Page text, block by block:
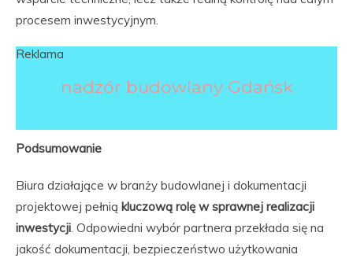
procesem inwestycyjnym.
Reklama
nadzór budowlany Gdańsk
Podsumowanie
Biura działające w branży budowlanej i dokumentacji
projektowej pełnią kluczową rolę w sprawnej realizacji
inwestycji. Odpowiedni wybór partnera przekłada się na
jakość dokumentacji, bezpieczeństwo użytkowania